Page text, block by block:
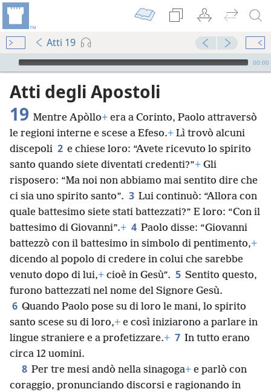
Atti 19
Audio Player
00:00
Atti degli Apostoli
19 Mentre Apòllo+ era a Corinto, Paolo attraversò
le regioni interne e scese a Efeso.+ Lì trovò alcuni
discepoli 2 e chiese loro: “Avete ricevuto lo spirito
santo quando siete diventati credenti?”+ Gli
risposero: “Ma noi non abbiamo mai sentito dire che
ci sia uno spirito santo”. 3 Lui continuò: “Allora con
quale battesimo siete stati battezzati?” E loro: “Con il
battesimo di Giovanni”.+ 4 Paolo disse: “Giovanni
battezzò con il battesimo in simbolo di pentimento,+
dicendo al popolo di credere in colui che sarebbe
venuto dopo di lui,+ cioè in Gesù”. 5 Sentito questo,
furono battezzati nel nome del Signore Gesù.
6 Quando Paolo pose su di loro le mani, lo spirito
santo scese su di loro,+ e così iniziarono a parlare in
lingue straniere e a profetizzare.+ 7 In tutto erano
circa 12 uomini.
8 Per tre mesi andò nella sinagoga+ e parlò con
coraggio, pronunciando discorsi e ragionando in